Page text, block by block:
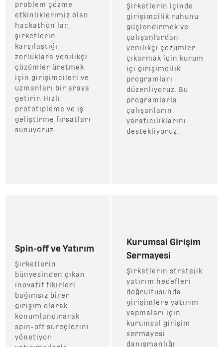
problem çözme
etkinliklerimiz olan
hackathon'lar,
şirketlerin
karşılaştığı
zorluklara yenilikçi
çözümler üretmek
için girişimcileri ve
uzmanları bir araya
getirir. Hızlı
prototipleme ve iş
geliştirme fırsatları
sunuyoruz.
Şirketlerin içinde
girişimcilik ruhunu
güçlendirmek ve
çalışanlardan
yenilikçi çözümler
çıkarmak için kurum
içi girişimcilik
programları
düzenliyoruz. Bu
programlarla
çalışanların
yaratıcılıklarını
destekliyoruz.
Spin-off ve Yatırım
Şirketlerin
bünyesinden çıkan
inovatif fikirleri
bağımsız birer
girişim olarak
konumlandırarak
spin-off süreçlerini
yönetiyor,
Kurumsal Girişim
Sermayesi
Şirketlerin stratejik
yatırım hedefleri
doğrultusunda
girişimlere yatırım
yapmaları için
kurumsal girişim
sermayesi
danışmanlığı